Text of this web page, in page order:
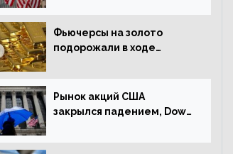
Фьючерсы на золото
подорожали в ходе
Рынок акций США
закрылся падением, Dow